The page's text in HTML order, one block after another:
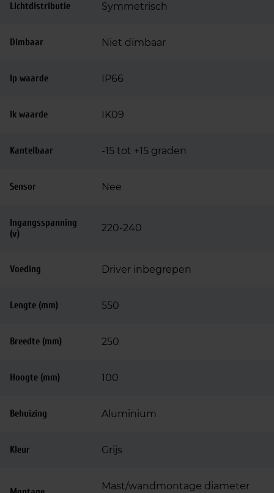
Lichtdistributie Symmetrisch
Dimbaar Niet dimbaar
Ip waarde IP66
Ik waarde IK09
Kantelbaar -15 tot +15 graden
Sensor Nee
Ingangsspanning
(v)
220-240
Voeding Driver inbegrepen
Lengte (mm) 550
Breedte (mm) 250
Hoogte (mm) 100
Behuizing Aluminium
Kleur Grijs
Mast/wandmontage diameter